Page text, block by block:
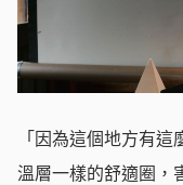
「因為這個地方有
溫層一樣的舒適圈，